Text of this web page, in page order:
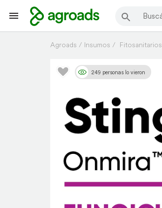
Agroads Insumos Fitosanitarios
249 personas lo vieron